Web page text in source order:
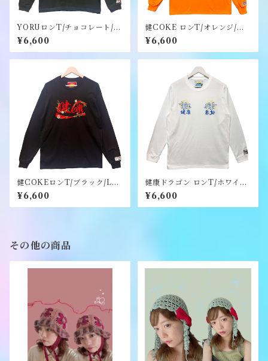
YORUロンT/チョコレート/M
サイズ/ステッカーのノベルテ
ィー付き《健康（ヘルシ
ー）》
¥6,600
健COKE ロンT/オレンジ/M
サイズ/ノベルティーのステッ
カー付き《健康（ヘルシ
ー）》
¥6,600
健COKEロンT/ブラック/Lサ
イズ/ステッカーのノベルティ
ー付き《健康（ヘルシー）》
¥6,600
健康ドラゴン ロンT/ホワイト/
Lサイズ /ステッカーのノベル
ティー付き《健康（ヘルシ
ー）》
¥6,600
その他の商品